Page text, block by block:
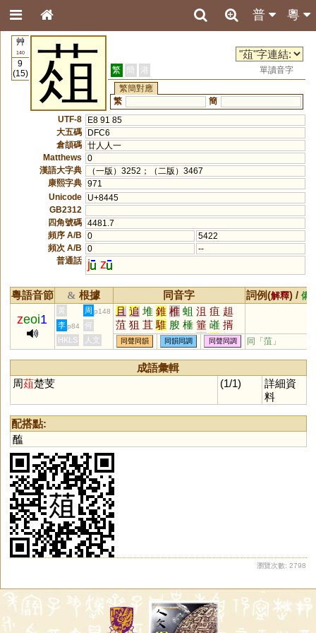
粵
普
艸
140
9
(15)
葅 繁 簡 港
單讀音字
繁簡對應
繁
簡
UTF-8
E8 91 85
大五碼
DFC6
倉頡碼 廿人人一
Matthews
0
漢語大字典
（一版）3252；（二版）3467
康熙字典 971
Unicode
U+8445
GB2312
四角號碼 4481.7
頻序 A/B
0
5422
頻次 A/B
0
--
普通話
j z
粵語音節 & 根據 同音字 詞例(解釋) / 備
zeoi1
黃 周 p148 且 追 堆 錐 椎 蛆 沮 疽 趄
菹 狙 苴 騅 朘 棰 箠 嶉 揟
魋 岨 罝 鵻 雎 跙 娵 隹 砠
李 p84
何
HKLS
人文 同聲同韻 同韻同調 同聲同調 同「菹 」
成語彙輯
周葅楚芰 (1/1)
詳細資
料
配搭點:
醢
瀏覽次數: 2798